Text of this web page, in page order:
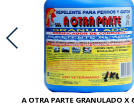
A OTRA PARTE GRANULADO X